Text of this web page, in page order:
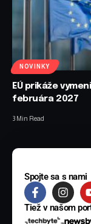
NOVINKY
EÚ prikáže
februára 2027
3 Min Read
Spojte sa s nami
Tiež v našom